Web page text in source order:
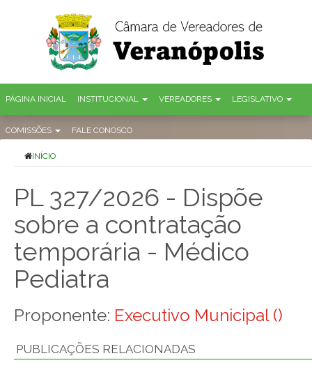
PÁGINA INICIAL INSTITUCIONAL VEREADORES LEGISLATIVO
COMISSÕES FALE CONOSCO
INÍCIO
PL 327/2026 - Dispõe
sobre a contratação
temporária - Médico
Pediatra
Proponente: Executivo Municipal ()
PUBLICAÇÕES RELACIONADAS